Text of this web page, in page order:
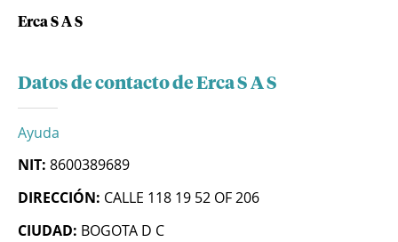
Erca S A S
Datos de contacto de Erca S A S
Ayuda
NIT: 8600389689
DIRECCIÓN: CALLE 118 19 52 OF 206
CIUDAD: BOGOTA D C